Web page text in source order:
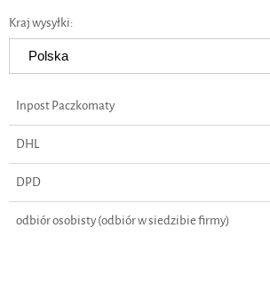
Kraj wysyłki:
Inpost Paczkomaty
DHL
DPD
odbiór osobisty(odbiór w siedzibie firmy)